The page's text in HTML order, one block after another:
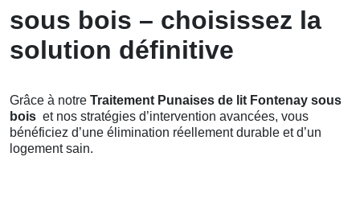
sous bois – choisissez la
solution définitive
Grâce à notre Traitement Punaises de lit Fontenay sous
bois et nos stratégies d’intervention avancées, vous
bénéficiez d’une élimination réellement durable et d’un
logement sain.